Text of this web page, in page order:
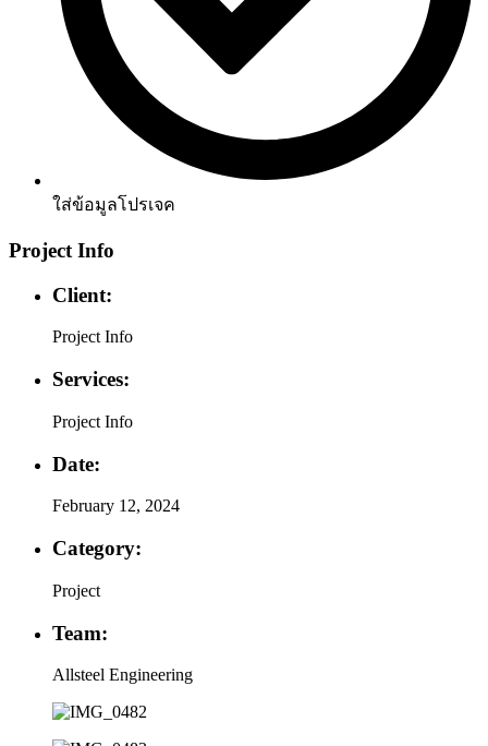
ใส่ข้อมูลโปรเจค
Project Info
Client:
Project Info
Services:
Project Info
Date:
February 12, 2024
Category:
Project
Team:
Allsteel Engineering